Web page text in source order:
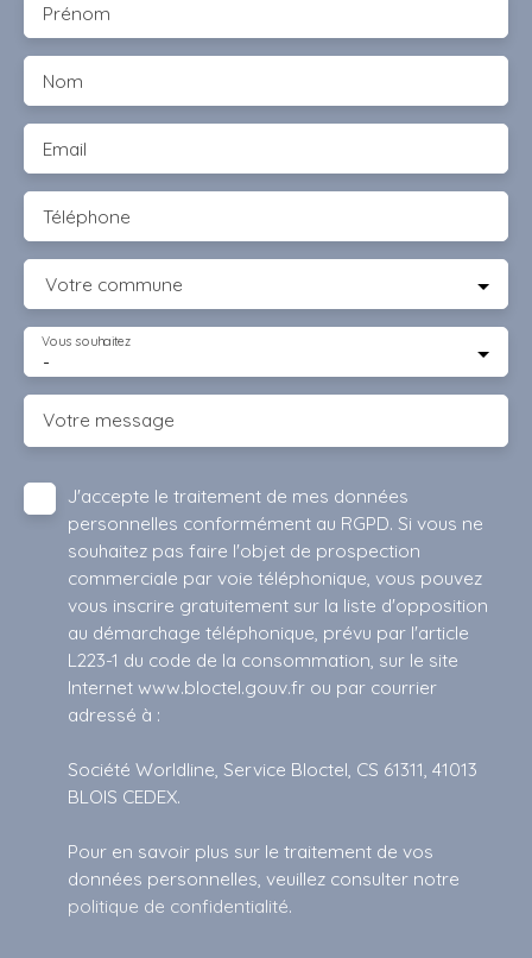
Prénom
Nom
Email
Téléphone
Votre commune
-
Vous souhaitez
Votre message
J'accepte le traitement de mes données
personnelles conformément au RGPD. Si vous ne
souhaitez pas faire l'objet de prospection
commerciale par voie téléphonique, vous pouvez
vous inscrire gratuitement sur la liste d'opposition
au démarchage téléphonique, prévu par l'article
L223-1 du code de la consommation, sur le site
Internet www.bloctel.gouv.fr ou par courrier
adressé à :
Société Worldline, Service Bloctel, CS 61311, 41013
BLOIS CEDEX.
Pour en savoir plus sur le traitement de vos
données personnelles, veuillez consulter notre
politique de confidentialité.